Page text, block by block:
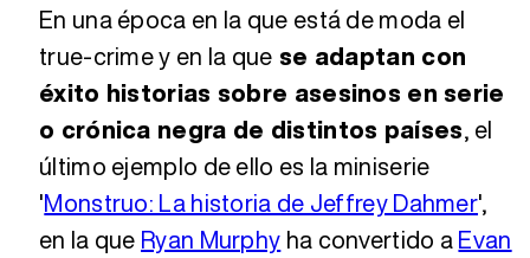
En una época en la que está de moda el
true-crime y en la que se adaptan con
éxito historias sobre asesinos en serie
o crónica negra de distintos países, el
último ejemplo de ello es la miniserie
'Monstruo: La historia de Jeffrey Dahmer',
en la que Ryan Murphy ha convertido aEvan